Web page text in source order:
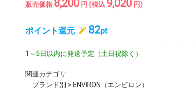
販売価格 8,200円 (税込 9,020円)
ポイント還元 82pt
1～5日以内に発送予定（土日祝除く）
関連カテゴリ:
ブランド別 > ENVIRON（エンビロン）